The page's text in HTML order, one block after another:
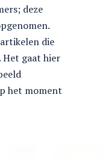
deze
die
gaat hier
het moment